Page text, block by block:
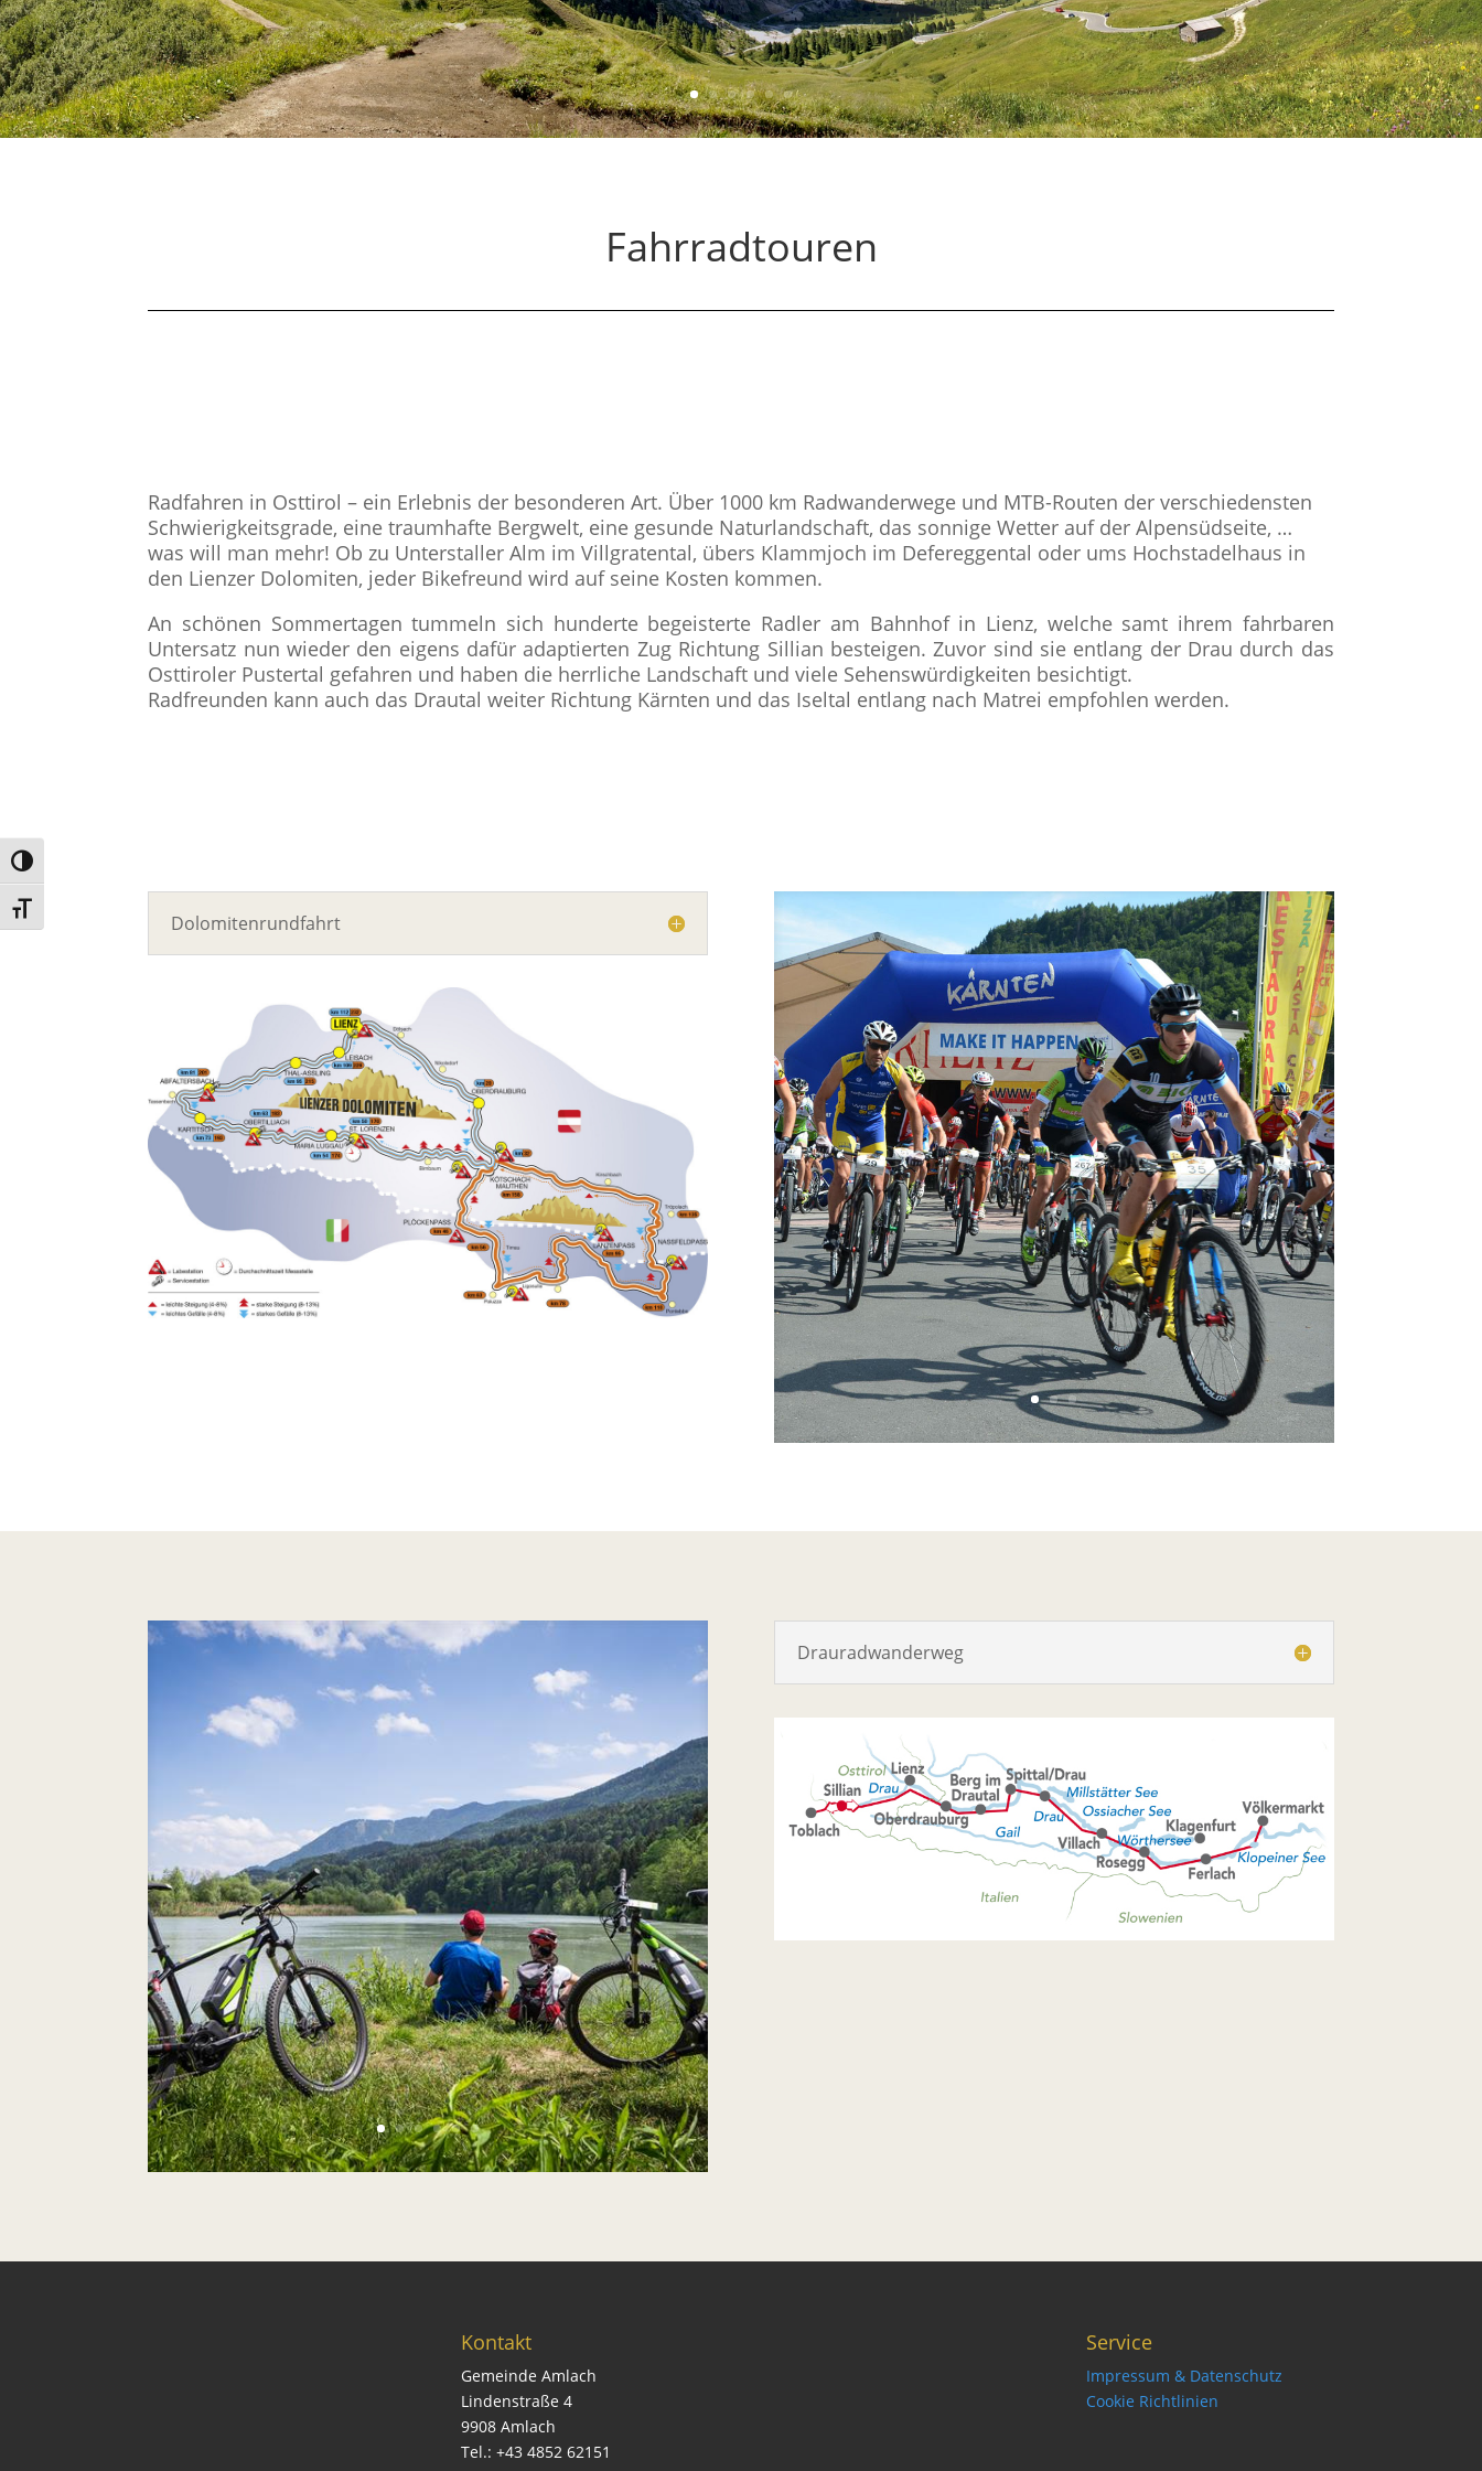
Umschalten auf hohe Kontraste
Schrift vergrößern
Fahrradtouren
Radfahren in Osttirol – ein Erlebnis der besonderen Art. Über 1000 km Radwanderwege und MTB-Routen der verschiedensten
Schwierigkeitsgrade, eine traumhafte Bergwelt, eine gesunde Naturlandschaft, das sonnige Wetter auf der Alpensüdseite, …
was will man mehr! Ob zu Unterstaller Alm im Villgratental, übers Klammjoch im Defereggental oder ums Hochstadelhaus in
den Lienzer Dolomiten, jeder Bikefreund wird auf seine Kosten kommen.
An schönen Sommertagen tummeln sich hunderte begeisterte Radler am Bahnhof in Lienz, welche samt ihrem fahrbaren
Untersatz nun wieder den eigens dafür adaptierten Zug Richtung Sillian besteigen. Zuvor sind sie entlang der Drau durch das
Osttiroler Pustertal gefahren und haben die herrliche Landschaft und viele Sehenswürdigkeiten besichtigt.
Radfreunden kann auch das Drautal weiter Richtung Kärnten und das Iseltal entlang nach Matrei empfohlen werden.
Dolomitenrundfahrt
Drauradwanderweg
Kontakt
Gemeinde Amlach
Lindenstraße 4
9908 Amlach
Tel.: +43 4852 62151
Service
Impressum & Datenschutz
Cookie Richtlinien